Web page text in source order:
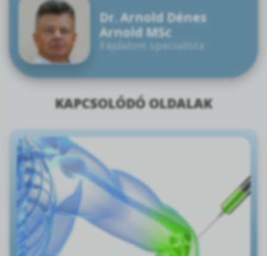
Dr. Arnold Dénes
Arnold MSc
Fájdalom specialista
KAPCSOLÓDÓ OLDALAK